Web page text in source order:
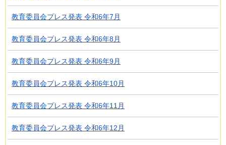
教育委員会プレス発表 令和6年7月
教育委員会プレス発表 令和6年8月
教育委員会プレス発表 令和6年9月
教育委員会プレス発表 令和6年10月
教育委員会プレス発表 令和6年11月
教育委員会プレス発表 令和6年12月